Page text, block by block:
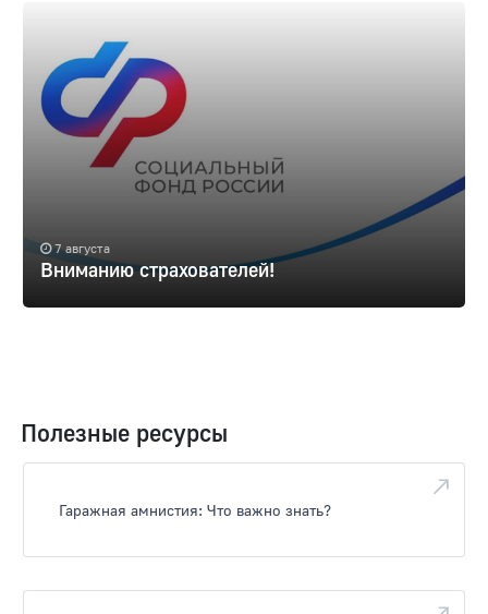
7 августа
Вниманию страхователей!
Полезные ресурсы
Гаражная амнистия: Что важно знать?